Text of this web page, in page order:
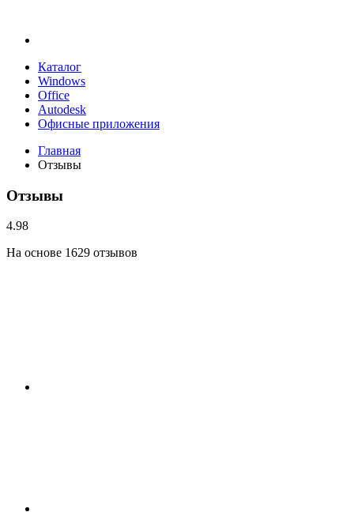
Каталог
Windows
Office
Autodesk
Офисные приложения
Главная
Отзывы
Отзывы
4.98
На основе 1629 отзывов